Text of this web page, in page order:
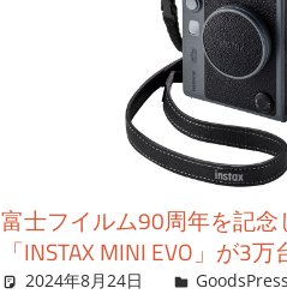
富士フイルム90周年を記
「INSTAX MINI EVO」が3
2024年8月24日 ＆GP
GoodsPress